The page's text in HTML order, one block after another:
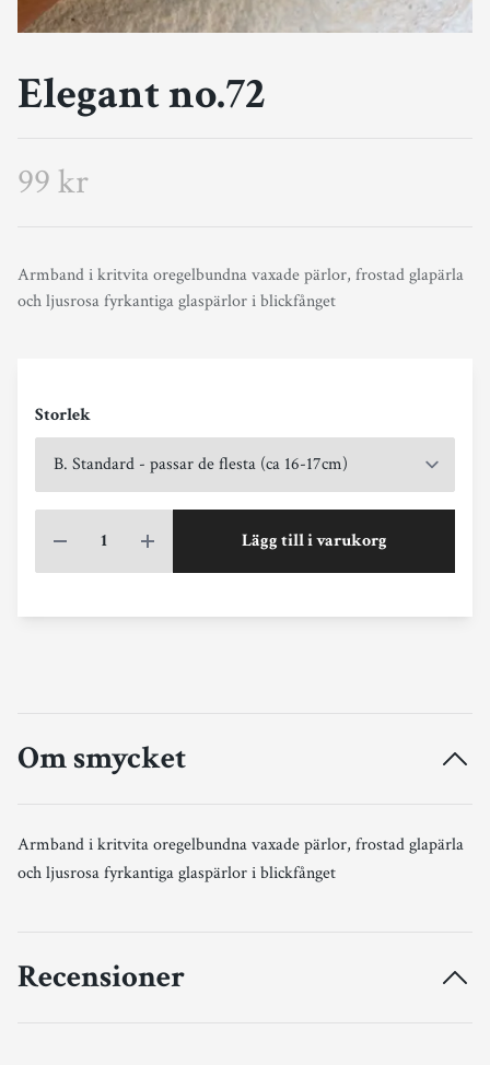
Elegant no.72
99 kr
Armband i kritvita oregelbundna vaxade pärlor, frostad glapärla
och ljusrosa fyrkantiga glaspärlor i blickfånget
Storlek
Lägg till i varukorg
Om smycket
Armband i kritvita oregelbundna vaxade pärlor, frostad glapärla
och ljusrosa fyrkantiga glaspärlor i blickfånget
Recensioner